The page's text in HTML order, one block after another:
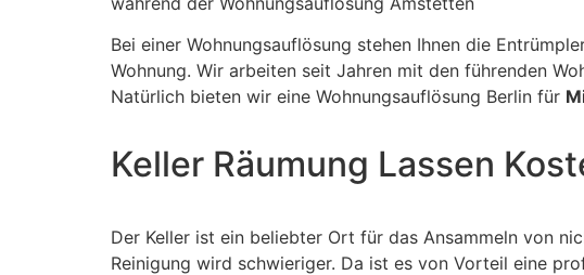
Bei einer Wohnungsauflösung stehen Ihnen die
Wohnung. Wir arbeiten seit Jahren mit den führenden
Natürlich bieten wir eine Wohnungsauflösung Berlin für
Keller Räumung Lassen
Der Keller ist ein beliebter Ort für das Ansammeln von
Reinigung wird schwieriger. Da ist es von Vorteil eine